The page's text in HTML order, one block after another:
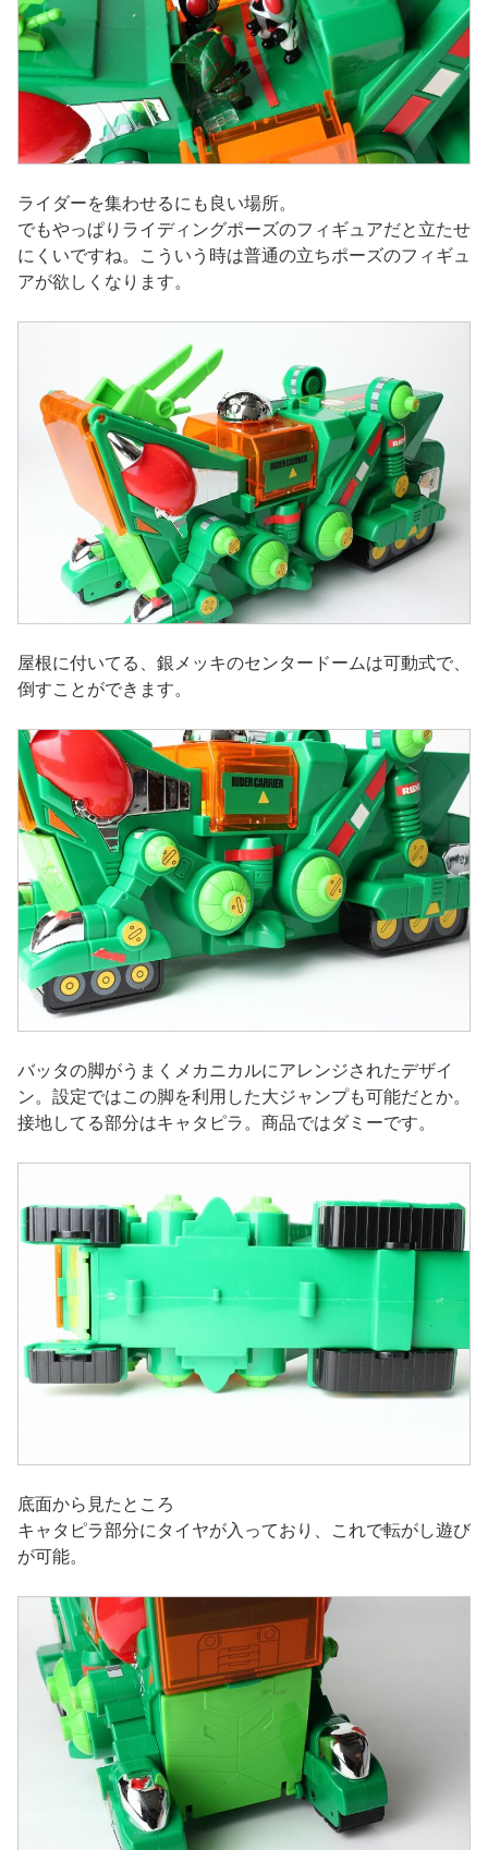
ライダーを集わせるにも良い場所。
でもやっぱりライディングポーズのフィギュアだと立たせ
にくいですね。こういう時は普通の立ちポーズのフィギュ
アが欲しくなります。
屋根に付いてる、銀メッキのセンタードームは可動式で、
倒すことができます。
バッタの脚がうまくメカニカルにアレンジされたデザイ
ン。設定ではこの脚を利用した大ジャンプも可能だとか。
接地してる部分はキャタピラ。商品ではダミーです。
底面から見たところ
キャタピラ部分にタイヤが入っており、これで転がし遊び
が可能。